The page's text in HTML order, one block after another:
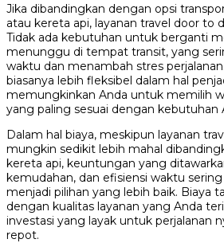
Jika dibandingkan dengan opsi
atau kereta api, layanan travel door to
Tidak ada kebutuhan untuk berganti
menunggu di tempat transit, yang
waktu dan menambah stres
biasanya lebih fleksibel dalam hal
memungkinkan Anda untuk memilih
yang paling sesuai dengan kebutuhan
Dalam hal biaya, meskipun layanan
mungkin sedikit lebih mahal
kereta api, keuntungan yang
kemudahan, dan efisiensi waktu
menjadi pilihan yang lebih baik. Biaya
dengan kualitas layanan yang Anda
investasi yang layak untuk perjalanan
repot.